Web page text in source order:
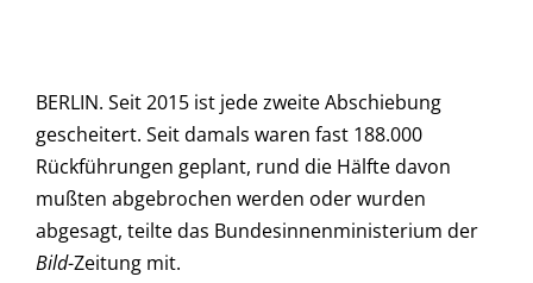
BERLIN. Seit 2015 ist jede zweite Abschiebung
gescheitert. Seit damals waren fast 188.000
Rückführungen geplant, rund die Hälfte davon
mußten abgebrochen werden oder wurden
abgesagt, teilte das Bundesinnenministerium der
Bild-Zeitung mit.